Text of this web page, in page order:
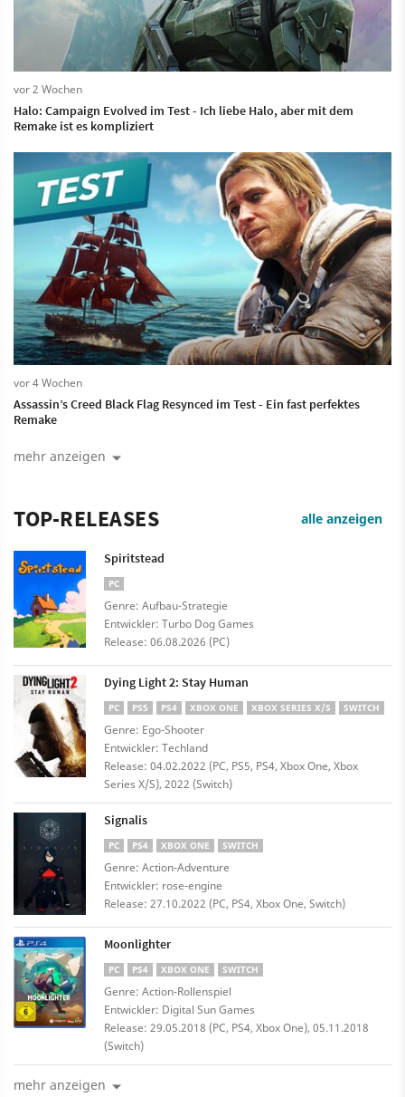
vor 2 Wochen
Halo: Campaign Evolved im Test - Ich liebe Halo, aber mit dem
Remake ist es kompliziert
vor 4 Wochen
Assassin’s Creed Black Flag Resynced im Test - Ein fast perfektes
Remake
mehr anzeigen
TOP-RELEASES alle anzeigen
Spiritstead
PC
Genre: Aufbau-Strategie
Entwickler: Turbo Dog Games
Release: 06.08.2026 (PC)
Dying Light 2: Stay Human
PC PS5 PS4 XBOX ONE XBOX SERIES X/S SWITCH
Genre: Ego-Shooter
Entwickler: Techland
Release: 04.02.2022 (PC, PS5, PS4, Xbox One, Xbox
Series X/S), 2022 (Switch)
Signalis
PC PS4 XBOX ONE SWITCH
Genre: Action-Adventure
Entwickler: rose-engine
Release: 27.10.2022 (PC, PS4, Xbox One, Switch)
Moonlighter
PC PS4 XBOX ONE SWITCH
Genre: Action-Rollenspiel
Entwickler: Digital Sun Games
Release: 29.05.2018 (PC, PS4, Xbox One), 05.11.2018
(Switch)
mehr anzeigen